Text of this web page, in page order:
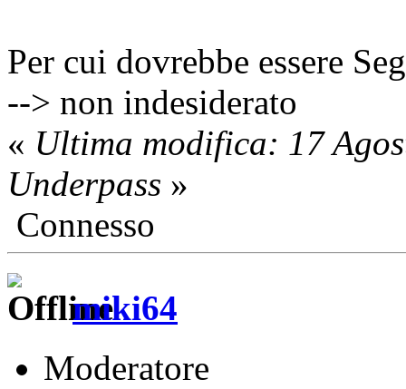
Per cui dovrebbe essere
--> non indesiderato
« Ultima modifica: 17
Underpass »
Connesso
miki64
Moderatore